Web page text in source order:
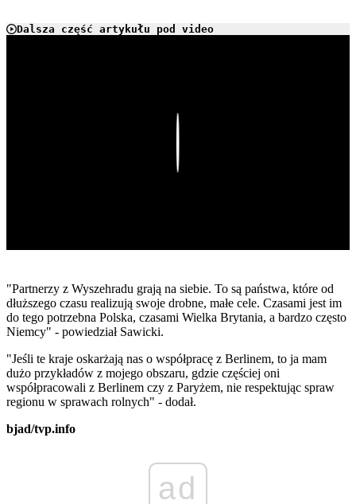
Dalsza część artykułu pod video
"Partnerzy z Wyszehradu grają na siebie. To są państwa, które od
dłuższego czasu realizują swoje drobne, małe cele. Czasami jest im
do tego potrzebna Polska, czasami Wielka Brytania, a bardzo często
Niemcy" - powiedział Sawicki.
"Jeśli te kraje oskarżają nas o współpracę z Berlinem, to ja mam
dużo przykładów z mojego obszaru, gdzie częściej oni
współpracowali z Berlinem czy z Paryżem, nie respektując spraw
regionu w sprawach rolnych" - dodał.
bjad/tvp.info
ad